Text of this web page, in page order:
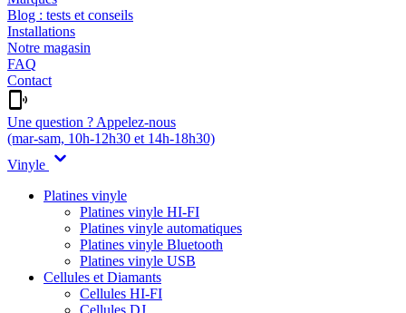
Blog : tests et conseils
Installations
Notre magasin
FAQ
Contact
Une question ? Appelez-nous
(mar-sam, 10h-12h30 et 14h-18h30)
Vinyle
Platines vinyle
Platines vinyle HI-FI
Platines vinyle automatiques
Platines vinyle Bluetooth
Platines vinyle USB
Cellules et Diamants
Cellules HI-FI
Cellules DJ